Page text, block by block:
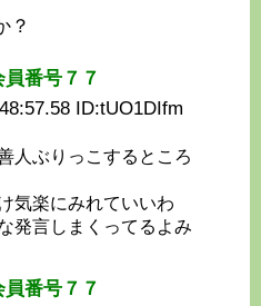
？
番号７７
ID:tUO1DIfm
人ぶりっこするところ
気楽にみれていいわ
発言しまくってるよみ
番号７７